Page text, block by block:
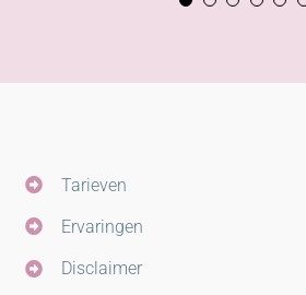
Tarieven
Ervaringen
Disclaimer